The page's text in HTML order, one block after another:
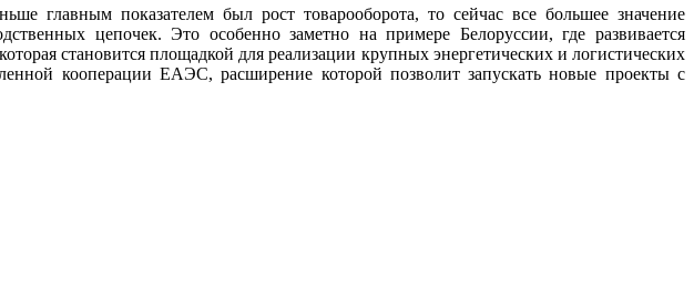
главным показателем был рост товарооборота, то сейчас все большее значение
цепочек. Это особенно заметно на примере Белоруссии, где развивается
становится площадкой для реализации крупных энергетических и логистических
кооперации ЕАЭС, расширение которой позволит запускать новые проекты с